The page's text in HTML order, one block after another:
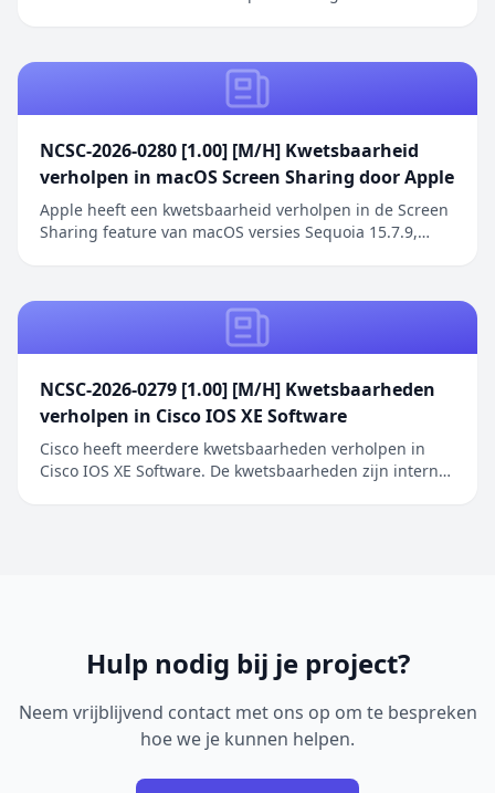
Staatscourant verscheen eerst op Digitale Overheid.
NCSC-2026-0280 [1.00] [M/H] Kwetsbaarheid
verholpen in macOS Screen Sharing door Apple
Apple heeft een kwetsbaarheid verholpen in de Screen
Sharing feature van macOS versies Sequoia 15.7.9,
Sharing functionaliteit waarbij netwerkaanvallers
toegang kunnen verkrijgen zonder geldige
NCSC-2026-0279 [1.00] [M/H] Kwetsbaarheden
verholpen in Cisco IOS XE Software
Cisco heeft meerdere kwetsbaarheden verholpen in
Cisco IOS XE Software. De kwetsbaarheden zijn intern
Hulp nodig bij je project?
Neem vrijblijvend contact met ons op om te bespreken
hoe we je kunnen helpen.